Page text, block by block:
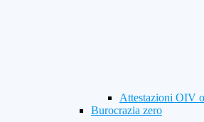
Attestazioni OIV
Burocrazia zero